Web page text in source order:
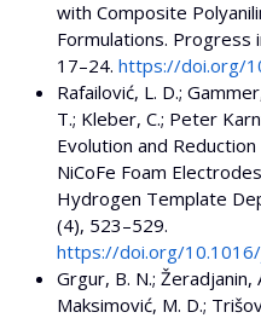
with Composite
Formulations. Progress
17–24. https://doi.org/
Rafailović, L. D.;
T.; Kleber, C.; Peter
Evolution and
NiCoFe Foam
Hydrogen Template
(4), 523–529.
https://doi.org/
Grgur, B. N.; Žeradjanin,
Maksimović, M. D.;